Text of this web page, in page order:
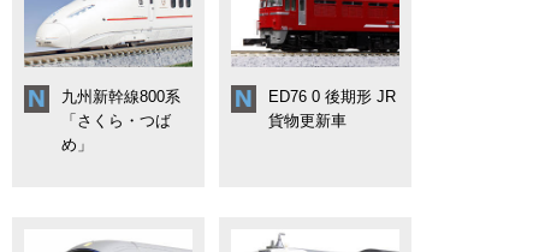
九州新幹線800系
「さくら・つば
め」
ED76 0 後期形 JR
貨物更新車